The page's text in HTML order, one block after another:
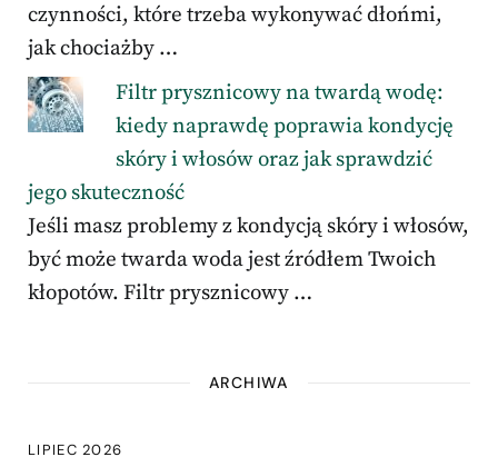
czynności, które trzeba wykonywać dłońmi,
jak chociażby …
Filtr prysznicowy na twardą wodę:
kiedy naprawdę poprawia kondycję
skóry i włosów oraz jak sprawdzić
jego skuteczność
Jeśli masz problemy z kondycją skóry i włosów,
być może twarda woda jest źródłem Twoich
kłopotów. Filtr prysznicowy …
ARCHIWA
LIPIEC 2026